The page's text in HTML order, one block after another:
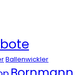
Ballenwickler